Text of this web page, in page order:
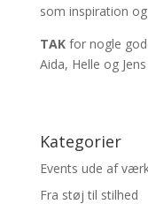
som inspiration
TAKfor nogle
Aida, Helle og
Kategorier
Events ude af
Fra støj til stilhed